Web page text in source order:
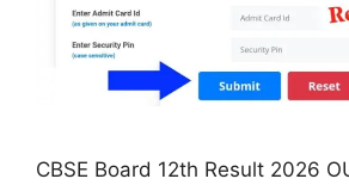
CBSE Board 12th Result 2026